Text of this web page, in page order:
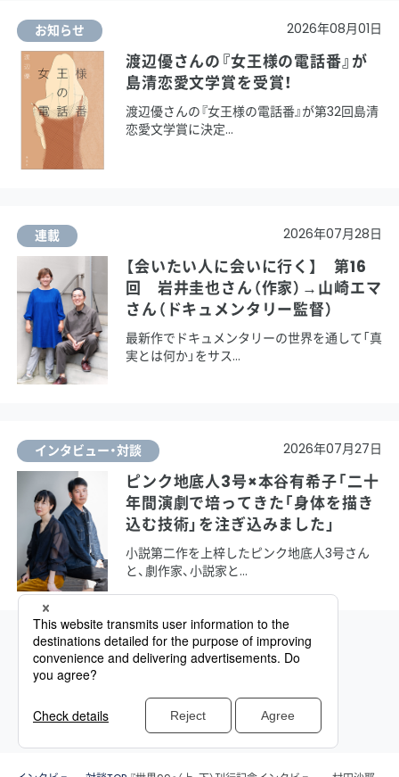
お知らせ 2026年08月01日
渡辺優さんの『女王様の電話番』が
島清恋愛文学賞を受賞！
渡辺優さんの『女王様の電話番』が第32回島清
恋愛文学賞に決定
連載 2026年07月28日
【会いたい人に会いに行く】 第16
回 岩井圭也さん（作家）→山崎エマ
さん（ドキュメンタリー監督）
最新作でドキュメンタリーの世界を通して「真
実とは何か」をサス
インタビュー・対談 2026年07月27日
ピンク地底人3号×本谷有希子「二十
年間演劇で培ってきた「身体を描き
込む技術」を注ぎ込みました」
小説第二作を上梓したピンク地底人3号さん
と、劇作家、小説家と